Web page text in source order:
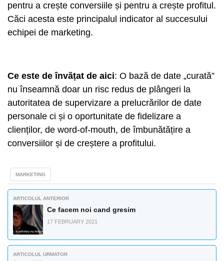
pentru a crește conversiile și pentru a crește profitul.
Căci acesta este principalul indicator al succesului
echipei de marketing.
Ce este de învățat de aici: O bază de date „curată”
nu înseamnă doar un risc redus de plângeri la
autoritatea de supervizare a prelucrărilor de date
personale ci și o oportunitate de fidelizare a
clienților, de word-of-mouth, de îmbunătățire a
conversiilor și de creștere a profitului.
MARKETING
ARTICOLUL ANTERIOR
Ce facem noi cand gresim
17 FEBRUARY 2021
ARTICOLUL URMATOR